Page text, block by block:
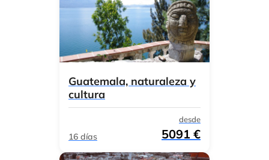
Guatemala, naturaleza y
cultura
16 días
desde
5091 €